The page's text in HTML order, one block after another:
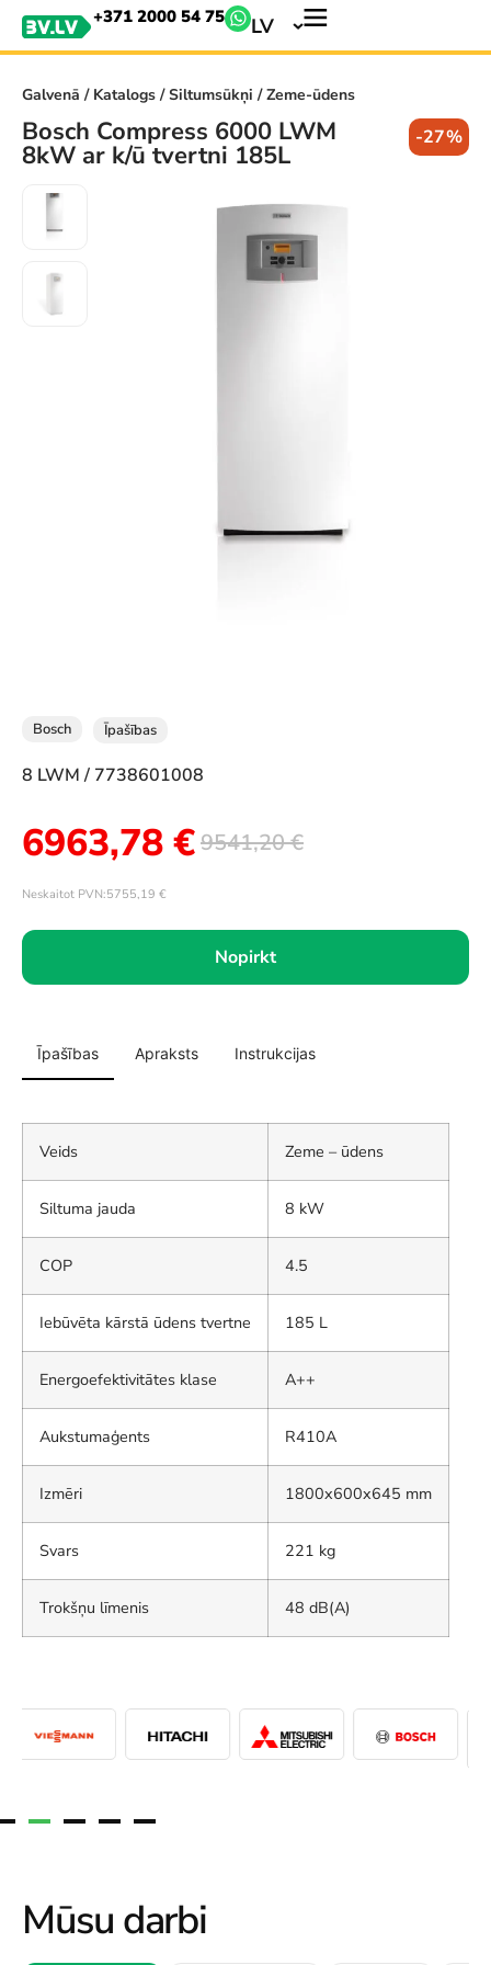
+371 2000 54 75 LV
Galvenā / Katalogs/Siltumsūkņi / Zeme-ūdens
Bosch Compress 6000 LWM
8kW ar k/ū tvertni 185L
-27%
Bosch Īpašības
8 LWM / 7738601008
9541,20€
6963,78€
Neskaitot PVN:5755,19 €
Nopirkt
Īpašības Apraksts Instrukcijas
Veids Zeme – ūdens
Siltuma jauda 8 kW
COP 4.5
Iebūvēta kārstā ūdens tvertne 185 L
Energoefektivitātes klase A++
Aukstumaģents R410A
Izmēri 1800x600x645 mm
Svars 221 kg
Trokšņu līmenis 48 dB(A)
Mūsu darbi